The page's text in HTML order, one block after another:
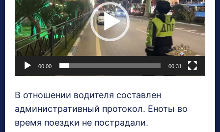
е
о
п
л
р
00:00 00:31
В отношении водителя составлен
административный протокол. Еноты во
время поездки не пострадали.